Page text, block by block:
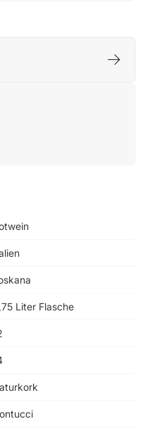
Liter Flasche